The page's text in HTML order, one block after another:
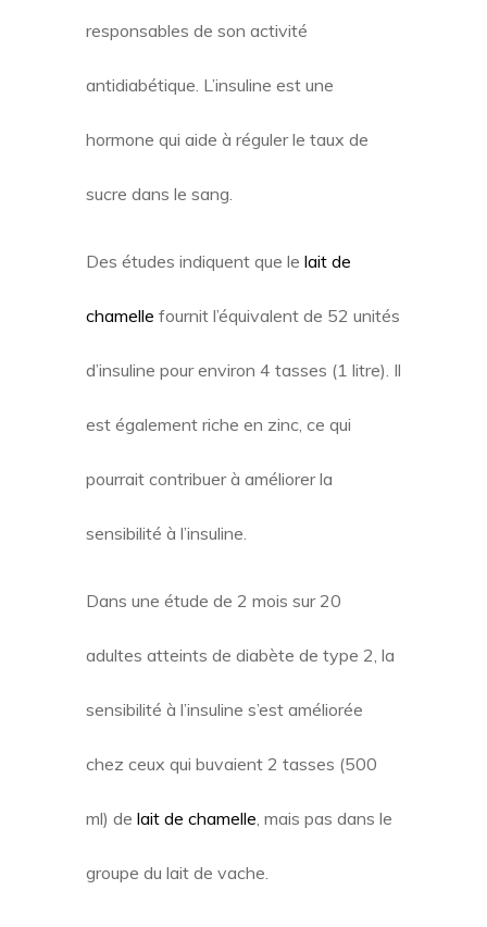
responsables de son activité
antidiabétique. L’insuline est une
hormone qui aide à réguler le taux de
sucre dans le sang.
Des études indiquent que le lait de
chamelle fournit l’équivalent de 52 unités
d’insuline pour environ 4 tasses (1 litre). Il
est également riche en zinc, ce qui
pourrait contribuer à améliorer la
sensibilité à l’insuline.
Dans une étude de 2 mois sur 20
adultes atteints de diabète de type 2, la
sensibilité à l’insuline s’est améliorée
chez ceux qui buvaient 2 tasses (500
ml) de lait de chamelle, mais pas dans le
groupe du lait de vache.